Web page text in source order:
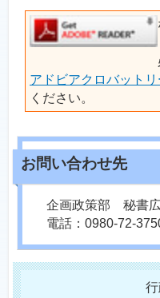
アドビアクロバット
ください。
企画政策部 秘書
電話：0980-72-